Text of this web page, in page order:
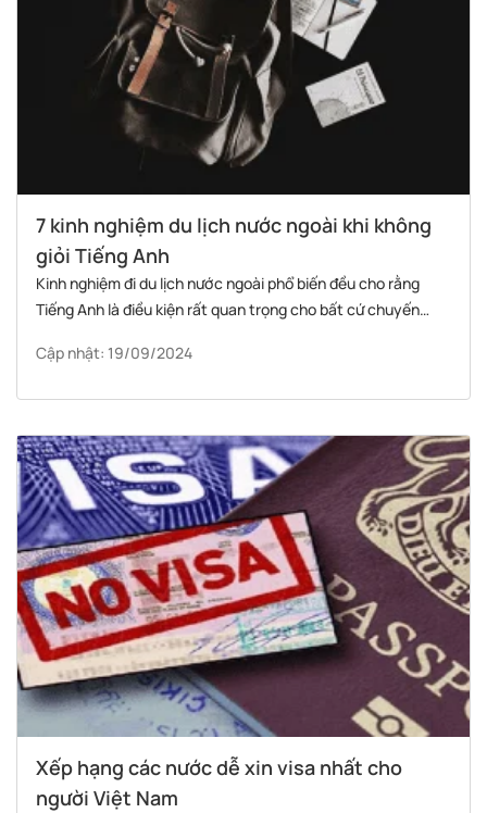
7 kinh nghiệm du lịch nước ngoài khi không
giỏi Tiếng Anh
Kinh nghiệm đi du lịch nước ngoài phổ biến đều cho rằng
Tiếng Anh là điều kiện rất quan trọng cho bất cứ chuyến
không giỏi Tiếng Anh hoàn toàn không bất khả thi khi bạn
Cập nhật: 19/09/2024
Xếp hạng các nước dễ xin visa nhất cho
người Việt Nam